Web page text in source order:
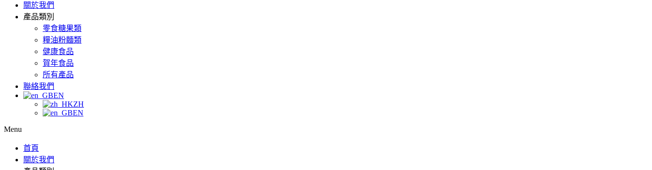
關於我們
產品類別
零食糖果類
糧油粉麵類
健康食品
賀年食品
所有產品
聯絡我們
EN
ZH
EN
Menu
首頁
關於我們